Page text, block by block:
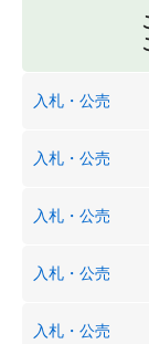
入札・公売
入札・公売
入札・公売
入札・公売
入札・公売